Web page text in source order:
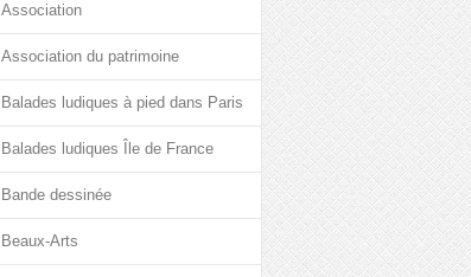
Association
Association du patrimoine
Balades ludiques à pied dans Paris
Balades ludiques Île de France
Bande dessinée
Beaux-Arts